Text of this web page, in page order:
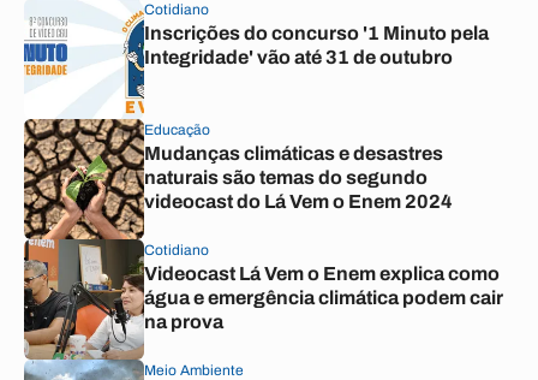
Cotidiano
Inscrições do concurso '1 Minuto pela
Integridade' vão até 31 de outubro
Educação
Mudanças climáticas e desastres
naturais são temas do segundo
videocast do Lá Vem o Enem 2024
Cotidiano
Videocast Lá Vem o Enem explica como
água e emergência climática podem cair
na prova
Meio Ambiente